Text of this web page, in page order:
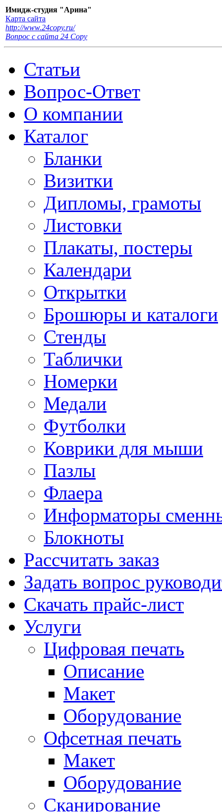
Имидж-студия "Арина"
Карта сайта
http://www.24copy.ru/
Вопрос с сайта 24 Сopy
Статьи
Вопрос-Ответ
О компании
Каталог
Бланки
Визитки
Дипломы, грамоты
Листовки
Плакаты, постеры
Календари
Открытки
Брошюры и каталоги
Стенды
Таблички
Номерки
Медали
Футболки
Коврики для мыши
Пазлы
Флаера
Информаторы
Блокноты
Рассчитать заказ
Задать вопрос
Скачать прайс-лист
Услуги
Цифровая печать
Описание
Макет
Оборудование
Офсетная печать
Макет
Оборудование
Сканирование